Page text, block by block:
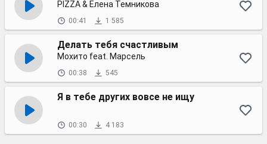
PIZZA & Елена Темникова
00:41 1 585
Делать тебя счастливым
Мохито feat. Марсель
00:38 545
Я в тебе других вовсе не ищу
00:30 4 183